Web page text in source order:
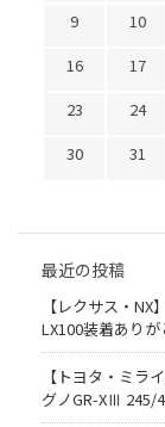
9
10
16
17
23
24
30
31
最近の投稿
【レクサス・
LX100装着あり
【トヨタ・ミラ
グノGR-XⅢ 245/